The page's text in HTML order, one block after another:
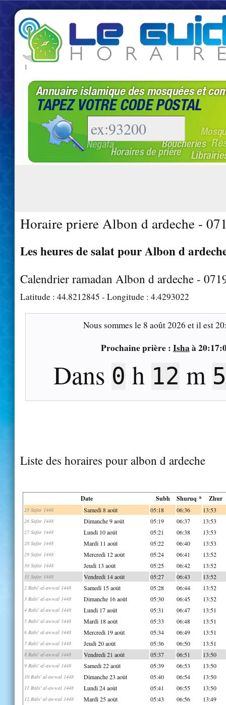
|
Horaire priere Albon d ardeche -
Les heures de salat pour Albon d
Calendrier ramadan Albon d ardeche -
Latitude : 44.8212845 - Longitude : 4.4293022
Nous sommes le 8 août 2026 et il est
Prochaine prière : Isha à
Dans 0 h 12 m
Liste des horaires pour albon d ardeche
Date Subh Shuruq * Zhur
25 Safar 1448 Samedi 8 août 05:18 06:36 13:53
26 Safar 1448 Dimanche 9 août 05:19 06:37 13:53
27 Safar 1448 Lundi 10 août 05:21 06:38 13:53
28 Safar 1448 Mardi 11 août 05:22 06:40 13:53
29 Safar 1448 Mercredi 12 août 05:24 06:41 13:52
30 Safar 1448 Jeudi 13 août 05:25 06:42 13:52
31 Safar 1448 Vendredi 14 août 05:27 06:43 13:52
2 Rabi' al-awwal 1448 Samedi 15 août 05:28 06:44 13:52
3 Rabi' al-awwal 1448 Dimanche 16 août 05:30 06:45 13:52
4 Rabi' al-awwal 1448 Lundi 17 août 05:31 06:47 13:51
5 Rabi' al-awwal 1448 Mardi 18 août 05:33 06:48 13:51
6 Rabi' al-awwal 1448 Mercredi 19 août 05:34 06:49 13:51
7 Rabi' al-awwal 1448 Jeudi 20 août 05:36 06:50 13:51
8 Rabi' al-awwal 1448 Vendredi 21 août 05:37 06:51 13:50
9 Rabi' al-awwal 1448 Samedi 22 août 05:39 06:53 13:50
10 Rabi' al-awwal 1448 Dimanche 23 août 05:40 06:54 13:50
11 Rabi' al-awwal 1448 Lundi 24 août 05:41 06:55 13:50
12 Rabi' al-awwal 1448 Mardi 25 août 05:43 06:56 13:49